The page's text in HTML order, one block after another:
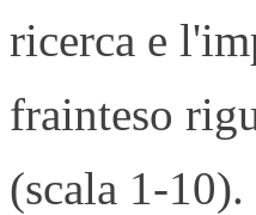
ricerca e
frainteso
(scala 1-